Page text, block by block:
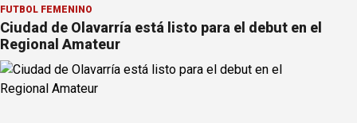
FÚTBOL FEMENINO
Ciudad de Olavarría está listo para el debut en el
Regional Amateur